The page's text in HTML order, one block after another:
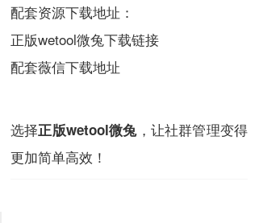
配套资源下载地址：
正版wetool微兔下载链接
配套薇信下载地址
选择正版wetool微兔，让社群管理变得
更加简单高效！